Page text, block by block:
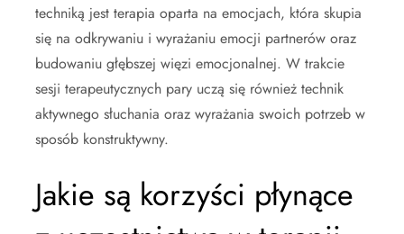
techniką jest terapia oparta na emocjach, która skupia
się na odkrywaniu i wyrażaniu emocji partnerów oraz
budowaniu głębszej więzi emocjonalnej. W trakcie
sesji terapeutycznych pary uczą się również technik
aktywnego słuchania oraz wyrażania swoich potrzeb w
sposób konstruktywny.
Jakie są korzyści płynące